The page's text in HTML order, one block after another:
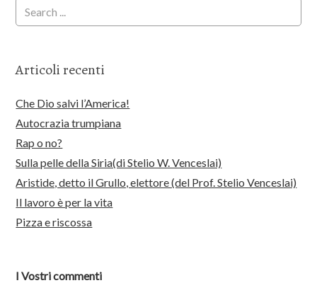
Articoli recenti
Che Dio salvi l’America!
Autocrazia trumpiana
Rap o no?
Sulla pelle della Siria(di Stelio W. Venceslai)
Aristide, detto il Grullo, elettore (del Prof. Stelio Venceslai)
Il lavoro è per la vita
Pizza e riscossa
I Vostri commenti